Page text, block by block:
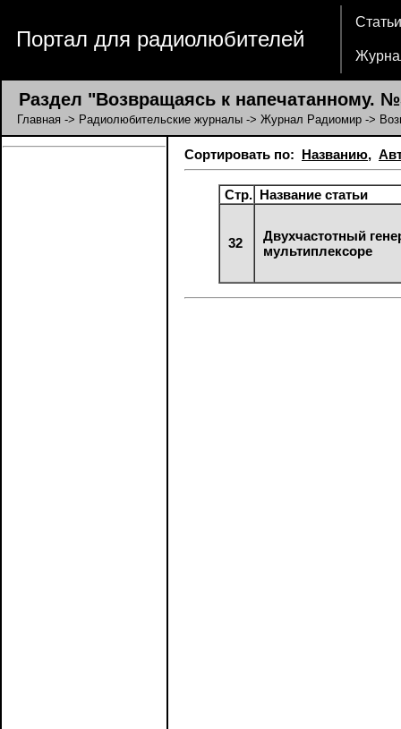
Портал для радиолюбителей
Статьи
Раздел "Возвращаясь к напечатанному.
Главная -> Радиолюбительские журналы -> Журнал Радиомир ->
Сортировать по: Названию,
Стр. Название статьи
32
Двухчастотный
мультиплексоре